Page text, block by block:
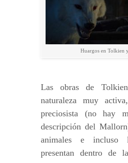
Huargos en Tolkien
Las obras de
naturaleza muy
preciosista (no hay
descripción del
animales e incluso
presentan dentro de